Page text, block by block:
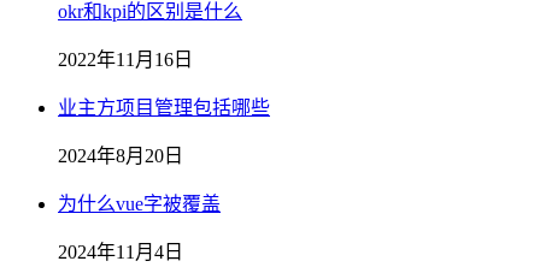
okr和kpi的区别是什么
2022年11月16日
业主方项目管理包括哪些
2024年8月20日
为什么vue字被覆盖
2024年11月4日